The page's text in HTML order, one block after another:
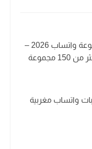
روابط مجموعة واتساب 2026 –
انضم إلى أكثر من 150 مجموعة
واتساب مغربية